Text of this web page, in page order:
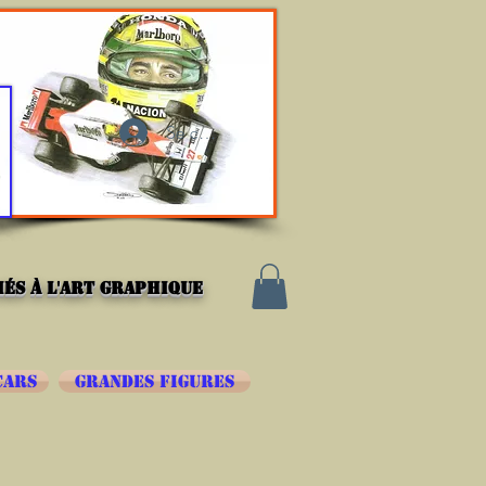
Se connecter
à l'art graphique
GRANDES FIGURES